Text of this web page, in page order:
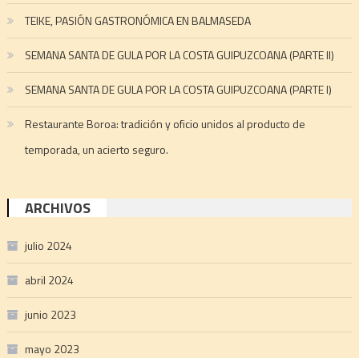
TEIKE, PASIÓN GASTRONÓMICA EN BALMASEDA
SEMANA SANTA DE GULA POR LA COSTA GUIPUZCOANA (PARTE II)
SEMANA SANTA DE GULA POR LA COSTA GUIPUZCOANA (PARTE I)
Restaurante Boroa: tradición y oficio unidos al producto de
temporada, un acierto seguro.
ARCHIVOS
julio 2024
abril 2024
junio 2023
mayo 2023